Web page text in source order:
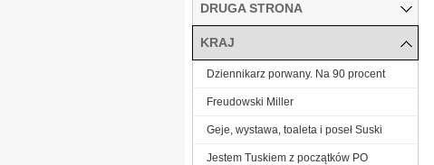
DRUGA STRONA
KRAJ
Dziennikarz porwany. Na 90 procent
Freudowski Miller
Geje, wystawa, toaleta i poseł Suski
Jestem Tuskiem z początków PO